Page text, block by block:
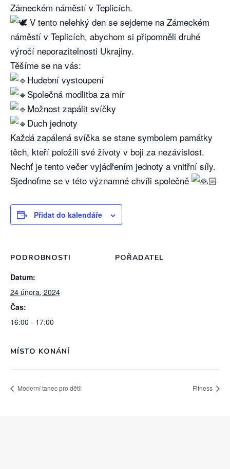
Zámeckém náměstí v Teplicích.
V tento nelehký den se sejdeme na Zámeckém
náměstí v Teplicích, abychom si připomněli druhé
výročí neporazitelnosti Ukrajiny.
Těšíme se na vás:
Hudební vystoupení
Společná modlitba za mír
Možnost zapálit svíčky
Duch jednoty
Každá zapálená svíčka se stane symbolem památky
těch, kteří položili své životy v boji za nezávislost.
Nechť je tento večer vyjádřením jednoty a vnitřní síly.
Sjednoťme se v této významné chvíli společně
Přidat do kalendáře
PODROBNOSTI
Datum:
24 února, 2024
Čas:
16:00 - 17:00
POŘADATEL
MÍSTO KONÁNÍ
Moderní tanec pro děti! Fitness